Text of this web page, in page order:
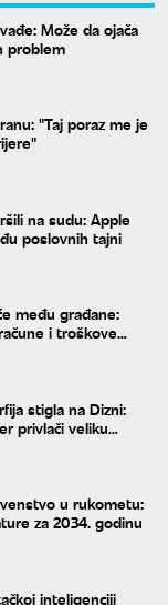
Može da ojača
problem
"Taj poraz me je
na sudu: Apple
poslovnih tajni
među građane:
i troškove
stigla na Dizni:
privlači veliku
u rukometu:
za 2034. godinu
inteligenciji